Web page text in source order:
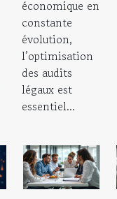
économique en
constante
évolution,
l’optimisation
des audits
légaux est
essentiel...